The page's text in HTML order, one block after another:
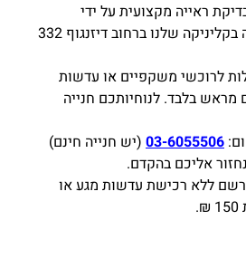
ראייה מקצועית על ידי
אופטומטריסט מומחה בקליניקה שלנו ברחוב דיזנגוף 332
לרוכשי משקפיים או עדשות
בלבד. לנוחיותכם חנייה
03-6055506 (יש חנייה חינם)
אליכם בהקדם.
ללא רכישת עדשות מגע או